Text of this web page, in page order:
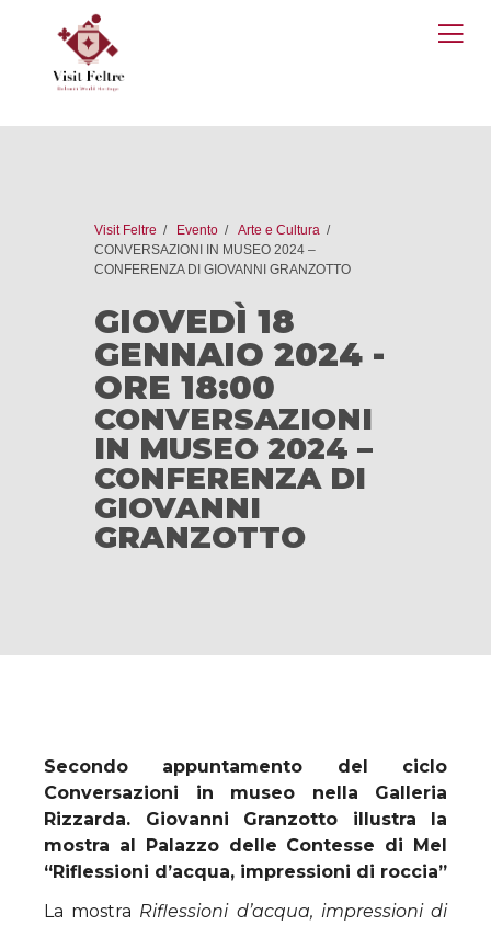
Visit Feltre Evento
Arte e Cultura
CONVERSAZIONI IN MUSEO 2024 –
CONFERENZA DI GIOVANNI GRANZOTTO
GIOVEDÌ 18
GENNAIO 2024 -
ORE 18:00
CONVERSAZIONI
IN MUSEO 2024 –
CONFERENZA DI
GIOVANNI
GRANZOTTO
Secondo appuntamento del ciclo
Conversazioni in museo nella Galleria
Rizzarda. Giovanni Granzotto illustra la
mostra al Palazzo delle Contesse di Mel
“Riflessioni d’acqua, impressioni di roccia”
La mostra Riflessioni d’acqua, impressioni di